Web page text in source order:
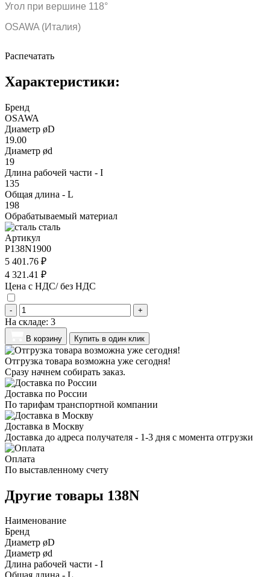
Угол при вершине 118°
OSAWA (Италия)
Распечатать
Характеристики:
Бренд
OSAWA
Диаметр øD
19.00
Диаметр ød
19
Длина рабочей части - I
135
Общая длина - L
198
Обрабатываемый материал
сталь
Артикул
P138N1900
5 401.76 ₽
4 321.41 ₽
Цена с НДС/ без НДС
- +
На складе: 3
В корзину Купить в один клик
Отгрузка товара возможна уже сегодня!
Сразу начнем собирать заказ.
Доставка по России
По тарифам транспортной компании
Доставка в Москву
Доставка до адреса получателя - 1-3 дня с момента отгрузки
Оплата
По выставленному счету
Другие товары 138N
Наименование
Бренд
Диаметр øD
Диаметр ød
Длина рабочей части - I